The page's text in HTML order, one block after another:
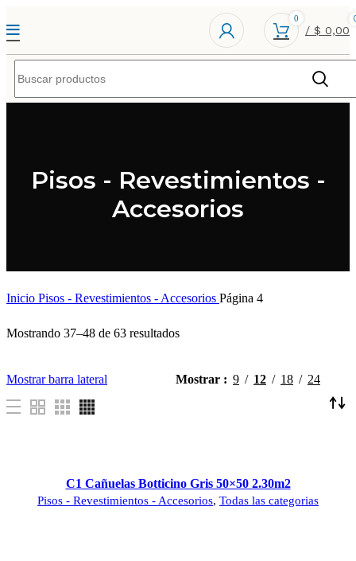
0
/ $ 0,00
Pisos - Revestimientos -
Accesorios
Inicio Pisos - Revestimientos - Accesorios Página 4
Mostrando 37–48 de 63 resultados
Mostrar barra lateral Mostrar 9 12 18 24
C1 Cañuelas Botticino Gris 50×50 2.30m2
Pisos - Revestimientos - Accesorios, Todas las categorias